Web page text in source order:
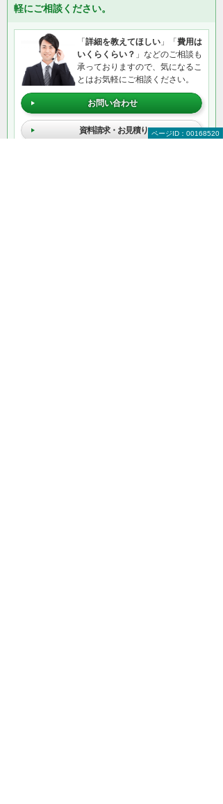
軽にご相談ください。
「詳細を教えてほしい 」「費用は
いくらくらい？ 」などのご相談も
承っておりますので、気になるこ
とはお気軽にご相談ください。
お問い合わせ
資料請求・お見積り ページID：00168520